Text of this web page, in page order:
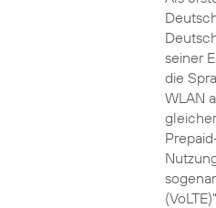
seiner
die
WLAN